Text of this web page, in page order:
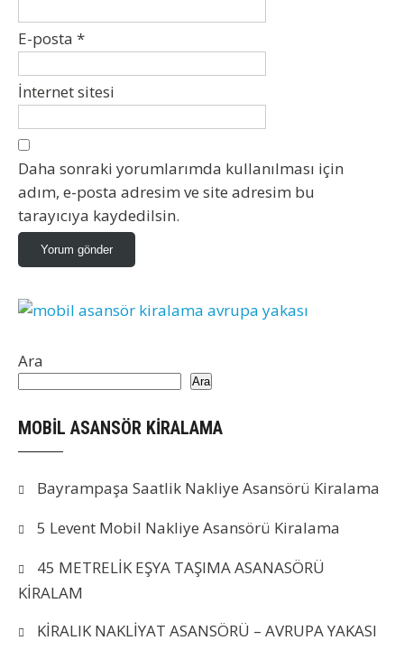
E-posta *
İnternet sitesi
Daha sonraki yorumlarımda kullanılması için
adım, e-posta adresim ve site adresim bu
tarayıcıya kaydedilsin.
Ara
Ara
MOBİL ASANSÖR KİRALAMA
Bayrampaşa Saatlik Nakliye Asansörü Kiralama
5 Levent Mobil Nakliye Asansörü Kiralama
45 METRELİK EŞYA TAŞIMA ASANASÖRÜ
KİRALAM
KİRALIK NAKLİYAT ASANSÖRÜ – AVRUPA YAKASI